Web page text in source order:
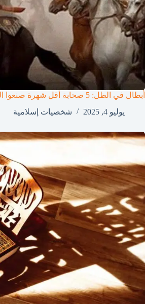
أبطال في الظل: 5 صحابة أقل شهرة صنعوا التاريخ الإسلامي
يوليو 4, 2025
شخصيات إسلامية